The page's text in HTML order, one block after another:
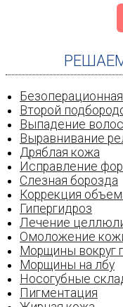
Второй
Выпадение
Выравнивание
Дряблая кожа
Исправление
Слезная борозда
Коррекция
Гипергидроз
Лечение
Омоложение
Морщины вокруг
Морщины на лбу
Носогубные
Пигментация